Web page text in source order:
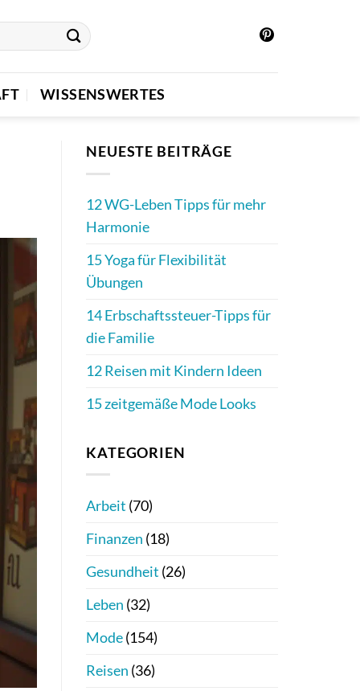
WISSENSWERTES
NEUESTE BEITRÄGE
12 WG-Leben Tipps für mehr
Harmonie
15 Yoga für Flexibilität
Übungen
14 Erbschaftssteuer-Tipps für
die Familie
12 Reisen mit Kindern Ideen
15 zeitgemäße Mode Looks
KATEGORIEN
Arbeit (70)
Finanzen (18)
Gesundheit (26)
Leben (32)
Mode(154)
Reisen (36)